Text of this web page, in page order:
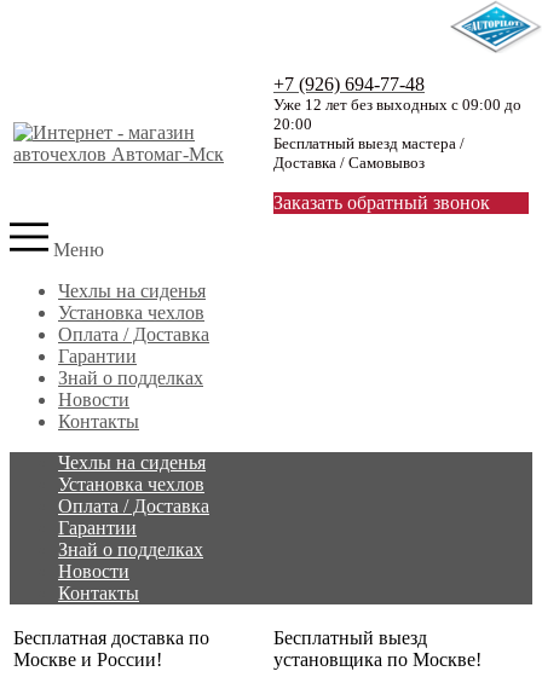
+7 (926) 694-77-48
Уже 12 лет без выходных с 09:00 до
20:00
Бесплатный выезд мастера /
Доставка / Самовывоз
Заказать обратный звонок
Меню
Чехлы на сиденья
Установка чехлов
Оплата / Доставка
Гарантии
Знай о подделках
Новости
Контакты
Чехлы на сиденья
Установка чехлов
Оплата / Доставка
Гарантии
Знай о подделках
Новости
Контакты
Бесплатная доставка по
Москве и России!
Бесплатный выезд
установщика по Москве!